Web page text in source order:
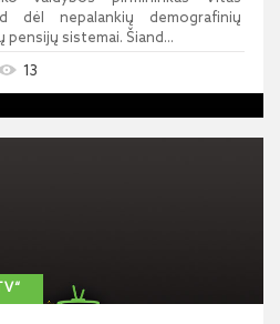
dėl nepalankių demografinių
sistemai. Šiand...
13